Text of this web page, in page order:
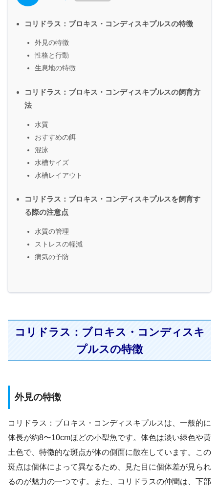
コリドラス：ブロキス・コンディスキプルスの特徴
外見の特徴
性格と行動
生息地の特徴
コリドラス：ブロキス・コンディスキプルスの飼育方
法
水質
おすすめの餌
混泳
水槽サイズ
水槽レイアウト
コリドラス：ブロキス・コンディスキプルスを飼育す
る際の注意点
水質の管理
ストレスの軽減
病気の予防
コリドラス：ブロキス・コンディスキ
プルスの特徴
外見の特徴
コリドラス：ブロキス・コンディスキプルスは、一般的に
体長が約8〜10cmほどの小型魚です。体色は淡い緑色や黄
土色で、特徴的な斑点が体の側面に散在しています。この
斑点は個体によって異なるため、見た目に個体差が見られ
るのが魅力の一つです。また、コリドラスの仲間は、下部